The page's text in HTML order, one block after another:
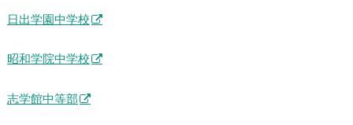
日出学園中学校
昭和学院中学校
志学館中等部